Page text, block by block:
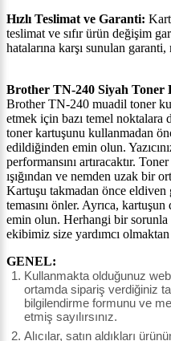
Hızlı Teslimat ve Garanti:
teslimat ve sıfır ürün değişim
hatalarına karşı sunulan
Brother TN-240 Siyah Toner
Brother TN-240 muadil toner
etmek için bazı temel
toner kartuşunu kullanmadan
edildiğinden emin olun.
performansını artıracaktır.
ışığından ve nemden uzak bir
Kartuşu takmadan önce
temasını önler. Ayrıca,
emin olun. Herhangi bir sorunla
ekibimiz size yardımcı
GENEL:
Kullanmakta olduğunuz
ortamda sipariş verdiğiniz
bilgilendirme formunu ve
etmiş sayılırsınız.
Alıcılar, satın aldıkları